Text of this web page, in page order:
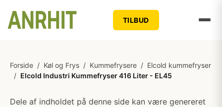
TILBUD
Forside / Køl og Frys / Kummefrysere / Elcold kummefryser
/ Elcold Industri Kummefryser 416 Liter - EL45
Dele af indholdet på denne side kan være genereret